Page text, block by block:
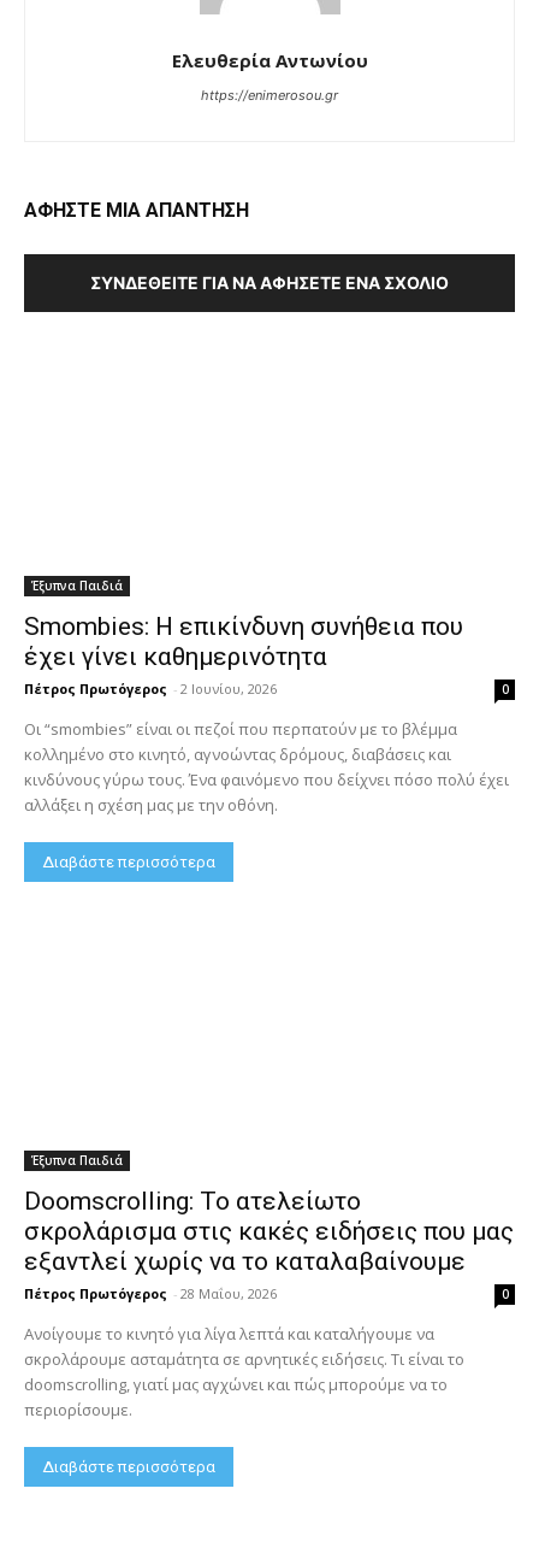
Ελευθερία Αντωνίου
https://enimerosou.gr
ΑΦΗΣΤΕ ΜΙΑ ΑΠΑΝΤΗΣΗ
ΣΥΝΔΕΘΕΊΤΕ ΓΙΑ ΝΑ ΑΦΉΣΕΤΕ ΈΝΑ ΣΧΌΛΙΟ
Έξυπνα Παιδιά
Smombies: Η επικίνδυνη συνήθεια που
έχει γίνει καθημερινότητα
Πέτρος Πρωτόγερος - 2 Ιουνίου, 2026 0
Οι “smombies” είναι οι πεζοί που περπατούν με το βλέμμα
κολλημένο στο κινητό, αγνοώντας δρόμους, διαβάσεις και
κινδύνους γύρω τους. Ένα φαινόμενο που δείχνει πόσο πολύ έχει
αλλάξει η σχέση μας με την οθόνη.
Διαβάστε περισσότερα
Έξυπνα Παιδιά
Doomscrolling: Το ατελείωτο
σκρολάρισμα στις κακές ειδήσεις που μας
εξαντλεί χωρίς να το καταλαβαίνουμε
Πέτρος Πρωτόγερος - 28 Μαΐου, 2026 0
Ανοίγουμε το κινητό για λίγα λεπτά και καταλήγουμε να
σκρολάρουμε ασταμάτητα σε αρνητικές ειδήσεις. Τι είναι το
doomscrolling, γιατί μας αγχώνει και πώς μπορούμε να το
περιορίσουμε.
Διαβάστε περισσότερα